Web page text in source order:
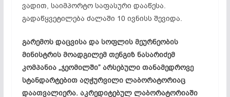
ვადით, საიმპორტო საფასური დააწესა.
გადაწყვეტილება ძალაში 10 ივნისს შევიდა.
გარემოს დაცვისა და სოფლის მეურნეობის
მინისტრის მოადგილემ თენგიზ ნასარიძემ
კომპანია „ჯეომილში” არსებული თანამედროვე
სტანდარტებით აღჭურვილი ლაბორატორიაც
დაათვალიერა. აკრედიტებულ ლაბორატორიაში